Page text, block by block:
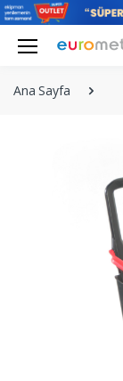
Ana Sayfa